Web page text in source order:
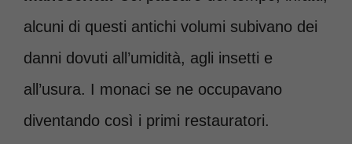
alcuni di questi antichi volumi subivano dei
danni dovuti all’umidità, agli insetti e
all’usura. I monaci se ne occupavano
diventando così i primi restauratori.